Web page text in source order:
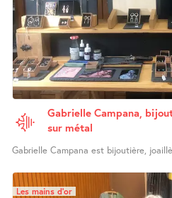
Gabrielle Campana,
sur métal
Gabrielle Campana est bijoutière,
Les mains d’or